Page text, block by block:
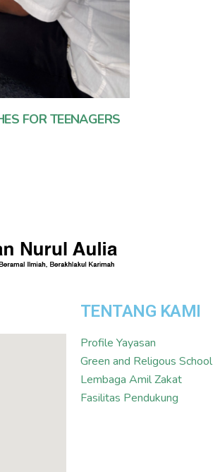
FOR TEENAGERS
TENTANG KAMI
Profile Yayasan
Green and Religous School
Lembaga Amil Zakat
Fasilitas Pendukung